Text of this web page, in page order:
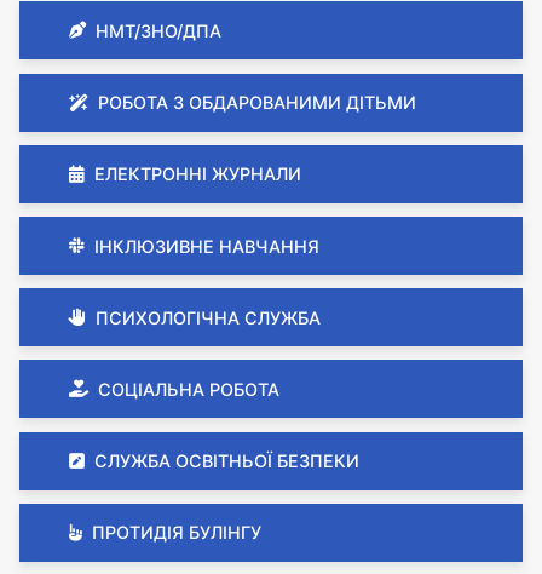
НМТ/ЗНО/ДПА
РОБОТА З ОБДАРОВАНИМИ ДІТЬМИ
ЕЛЕКТРОННІ ЖУРНАЛИ
ІНКЛЮЗИВНЕ НАВЧАННЯ
ПСИХОЛОГІЧНА СЛУЖБА
СОЦІАЛЬНА РОБОТА
СЛУЖБА ОСВІТНЬОЇ БЕЗПЕКИ
ПРОТИДІЯ БУЛІНГУ